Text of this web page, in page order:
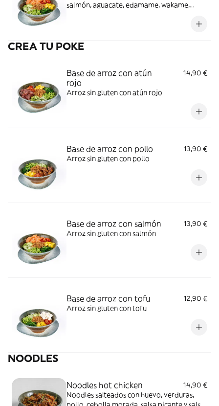
salmón, aguacate, edamame, wakame,
CREA TU POKE
Base de arroz con atún
rojo
14,90 €
Arroz sin gluten con atún rojo
Base de arroz con pollo
13,90 €
Arroz sin gluten con pollo
Base de arroz con salmón
13,90 €
Arroz sin gluten con salmón
Base de arroz con tofu
12,90 €
Arroz sin gluten con tofu
NOODLES
Noodles hot chicken
14,90 €
Noodles salteados con huevo, verduras,